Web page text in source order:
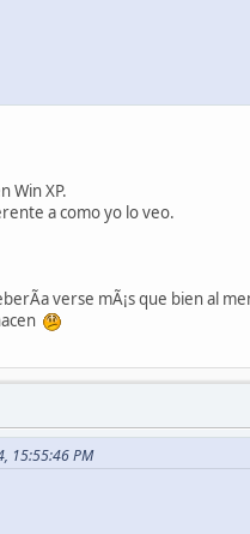
Win XP.
a como yo lo veo.
verse mÃ¡s que bien al
15:55:46 PM